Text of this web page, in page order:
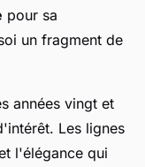
pour sa
un fragment de
années vingt et
Les lignes
l'élégance qui